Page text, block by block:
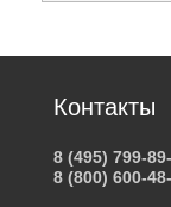
Контакты
8 (495) 799-
8 (800) 600-